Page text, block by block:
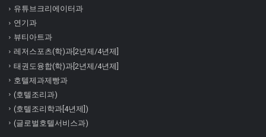
유튜브크리에이터과
연기과
뷰티아트과
레저스포츠(학)과[2년제/4년제]
태권도융합(학)과[2년제/4년제]
호텔제과제빵과
(호텔조리과)
(호텔조리학과[4년제])
(글로벌호텔서비스과)